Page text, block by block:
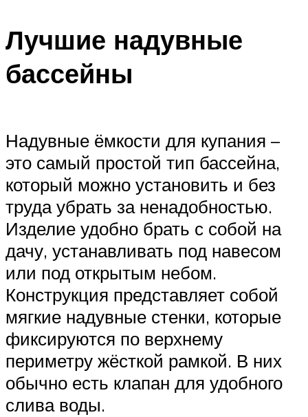
Лучшие надувные
бассейны
Надувные ёмкости для купания –
это самый простой тип бассейна,
который можно установить и без
труда убрать за ненадобностью.
Изделие удобно брать с собой на
дачу, устанавливать под навесом
или под открытым небом.
Конструкция представляет собой
мягкие надувные стенки, которые
фиксируются по верхнему
периметру жёсткой рамкой. В них
обычно есть клапан для удобного
слива воды.